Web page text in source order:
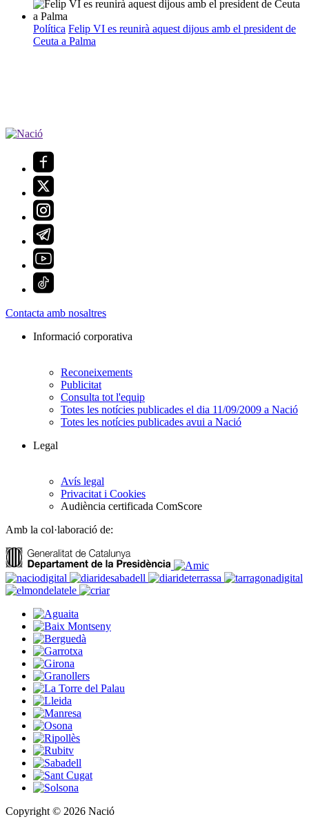
Política Felip VI es reunirà aquest dijous amb el president de
Ceuta a Palma
Contacta amb nosaltres
Informació corporativa
Reconeixements
Publicitat
Consulta tot l'equip
Totes les notícies publicades el dia 11/09/2009 a Nació
Totes les notícies publicades avui a Nació
Legal
Avís legal
Privacitat i Cookies
Audiència certificada ComScore
Amb la col·laboració de:
Copyright © 2026 Nació